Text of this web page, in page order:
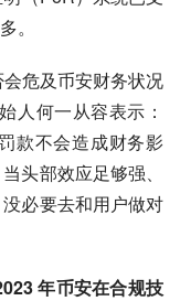
。
危及币安财务状况
人何一从容表示：
款不会造成财务影
头部效应足够强、
必要去和用户做对
年币安在合规技